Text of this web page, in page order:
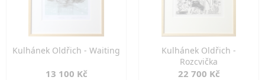
Kulhánek Oldřich - Waiting
13 100 Kč
Kulhánek Oldřich -
Rozcvička
22 700 Kč